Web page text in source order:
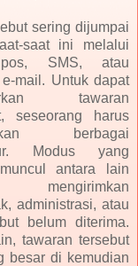
sering dijumpai
saat ini melalui
SMS, atau
e-mail. Untuk dapat
tawaran
seseorang harus
berbagai
Modus yang
antara lain
mengirimkan
administrasi, atau
belum diterima.
tawaran tersebut
besar di kemudian